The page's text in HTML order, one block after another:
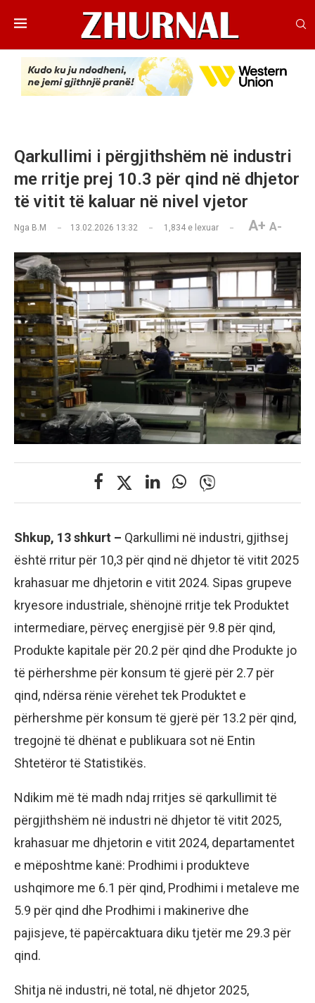
Qarkullimi i përgjithshëm në industri
me rritje prej 10.3 për qind në dhjetor
të vitit të kaluar në nivel vjetor
Nga B.M 13.02.2026 13:32 1,834 e lexuar A+ A-
Shkup, 13 shkurt – Qarkullimi në industri, gjithsej
është rritur për 10,3 për qind në dhjetor të vitit 2025
krahasuar me dhjetorin e vitit 2024. Sipas grupeve
kryesore industriale, shënojnë rritje tek Produktet
intermediare, përveç energjisë për 9.8 për qind,
Produkte kapitale për 20.2 për qind dhe Produkte jo
të përhershme për konsum të gjerë për 2.7 për
qind, ndërsa rënie vërehet tek Produktet e
përhershme për konsum të gjerë për 13.2 për qind,
tregojnë të dhënat e publikuara sot në Entin
Shtetëror të Statistikës.
Ndikim më të madh ndaj rritjes së qarkullimit të
përgjithshëm në industri në dhjetor të vitit 2025,
krahasuar me dhjetorin e vitit 2024, departamentet
e mëposhtme kanë: Prodhimi i produkteve
ushqimore me 6.1 për qind, Prodhimi i metaleve me
5.9 për qind dhe Prodhimi i makinerive dhe
pajisjeve, të papërcaktuara diku tjetër me 29.3 për
qind.
Shitja në industri, në total, në dhjetor 2025,